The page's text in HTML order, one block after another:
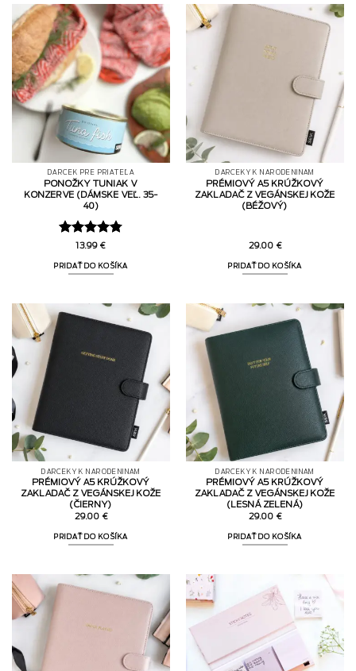
DARČEK PRE PRIATEĽA
PONOŽKY TUNIAK V
KONZERVE (DÁMSKE VEĽ. 35-
40)
Hodnotenie
13.99 €
PRIDAŤ DO KOŠÍKA
DARČEKY K NARODENINÁM
PRÉMIOVÝ A5 KRÚŽKOVÝ
ZAKLADAČ Z VEGÁNSKEJ KOŽE
(BÉŽOVÝ)
29.00 €
PRIDAŤ DO KOŠÍKA
DARČEKY K NARODENINÁM
PRÉMIOVÝ A5 KRÚŽKOVÝ
ZAKLADAČ Z VEGÁNSKEJ KOŽE
(ČIERNY)
29.00 €
PRIDAŤ DO KOŠÍKA
DARČEKY K NARODENINÁM
PRÉMIOVÝ A5 KRÚŽKOVÝ
ZAKLADAČ Z VEGÁNSKEJ KOŽE
(LESNÁ ZELENÁ)
29.00 €
PRIDAŤ DO KOŠÍKA